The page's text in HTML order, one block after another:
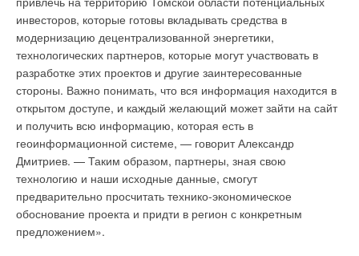
инвесторов, которые готовы вкладывать средства в
модернизацию децентрализованной энергетики,
технологических партнеров, которые могут участвовать в
разработке этих проектов и другие заинтересованные
стороны. Важно понимать, что вся информация находится в
открытом доступе, и каждый желающий может зайти на сайт
и получить всю информацию, которая есть в
геоинформационной системе, — говорит Александр
Дмитриев. — Таким образом, партнеры, зная свою
технологию и наши исходные данные, смогут
предварительно просчитать технико-экономическое
обоснование проекта и придти в регион с конкретным
предложением».
росы» с окружающим воздухом. В случае опасности
выпадения конденсата регулятор останавливает
циркуляцию, производит размыкание контактов
сервоприводов на коллекторе, и они закрывают клапаны,
предотвращая поступление охлажденной воды в контуры.
Трансформатор 50 ВА
Для влажных помещений, где недопустимо использование
электрических устройств с высоким напряжением, следует
применять систему регулирования Nea на 24 В. В этом
случае в систему автоматического регулирования входит
защитный трансформатор 230 В / 24 В переменного тока,
отвечающий требованиям стандарта EN 61558. Устройство